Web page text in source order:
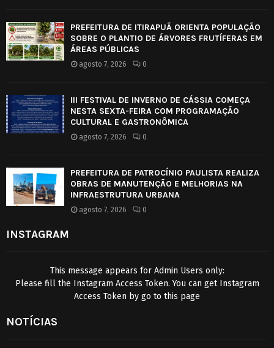
PREFEITURA DE ITIRAPUÃ ORIENTA POPULAÇÃO
SOBRE O PLANTIO DE ÁRVORES FRUTÍFERAS EM
ÁREAS PÚBLICAS
agosto 7, 2026 0
III FESTIVAL DE INVERNO DE CÁSSIA COMEÇA
NESTA SEXTA-FEIRA COM PROGRAMAÇÃO
CULTURAL E GASTRONÔMICA
agosto 7, 2026 0
PREFEITURA DE PATROCÍNIO PAULISTA REALIZA
OBRAS DE MANUTENÇÃO E MELHORIAS NA
INFRAESTRUTURA URBANA
agosto 7, 2026 0
INSTAGRAM
This message appears for Admin Users only:
Please fill the Instagram Access Token. You can get Instagram
Access Token by go to this page
NOTÍCIAS